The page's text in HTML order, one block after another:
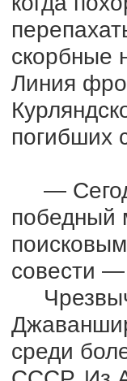
скорбные
Линия
погибших
—
победный
совести
среди